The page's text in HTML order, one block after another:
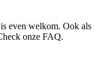
even welkom. Ook als
onze FAQ.